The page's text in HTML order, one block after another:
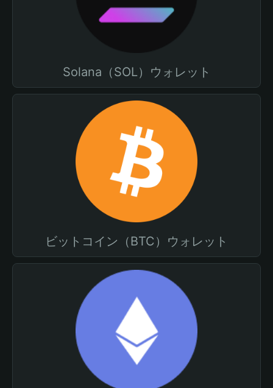
Solana（SOL）ウォレット
ビットコイン（BTC）ウォレット